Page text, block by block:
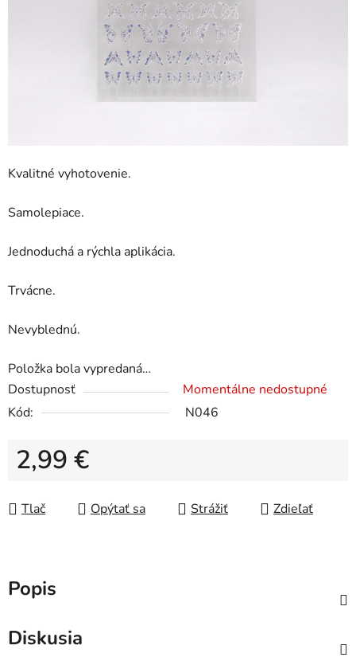
Kvalitné vyhotovenie.
Samolepiace.
Jednoduchá a rýchla aplikácia.
Trvácne.
Nevyblednú.
Položka bola vypredaná…
Dostupnosť
Momentálne nedostupné
Kód:
N046
2,99 €
Tlač
Opýtať sa Strážiť Zdieľať
Popis
Diskusia